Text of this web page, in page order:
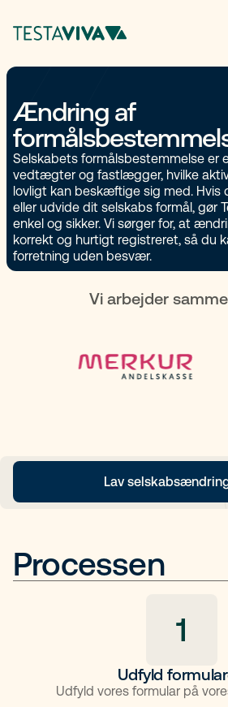
Ændring af
Selskabets formålsbestemmelse er
vedtægter og fastlægger, hvilke
lovligt kan beskæftige sig med. Hvis
eller udvide dit selskabs formål, gør
enkel og sikker. Vi sørger for, at
korrekt og hurtigt registreret, så du
forretning uden besvær.
Vi arbejder
Lav
Processen
1
Udfyld
Udfyld vores formular på